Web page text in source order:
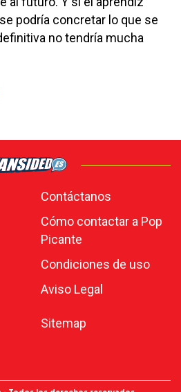
podría concretar lo que se
no tendría mucha
Contáctanos
Cómo contactar a Pop
Picante
Condiciones de uso
Aviso Legal
Sitemap